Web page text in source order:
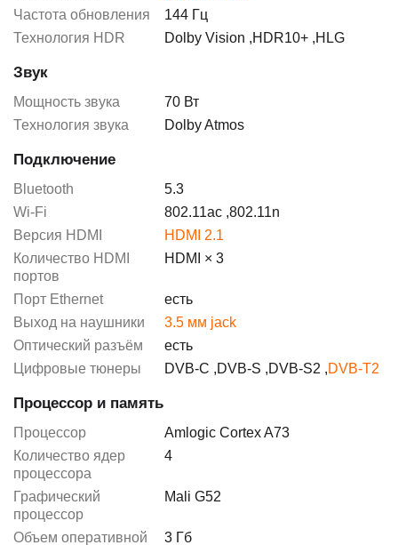
Частота обновления
144 Гц
Технология HDR
Dolby Vision ,HDR10+ ,HLG
Звук
Мощность звука
70 Вт
Технология звука
Dolby Atmos
Подключение
Bluetooth
5.3
Wi-Fi
802.11ac ,802.11n
Версия HDMI
HDMI 2.1
Количество HDMI
портов
HDMI × 3
Порт Ethernet
есть
Выход на наушники
3.5 мм jack
Оптический разъём
есть
Цифровые тюнеры
DVB-C ,DVB-S ,DVB-S2 ,DVB-T2
Процессор и память
Процессор
Amlogic Cortex A73
Количество ядер
процессора
4
Графический
процессор
Mali G52
Объем оперативной
3 Гб